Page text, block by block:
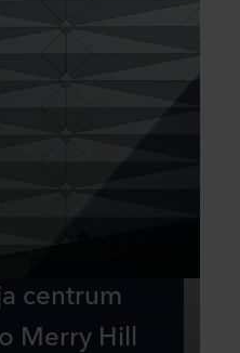
centrum
Merry Hill